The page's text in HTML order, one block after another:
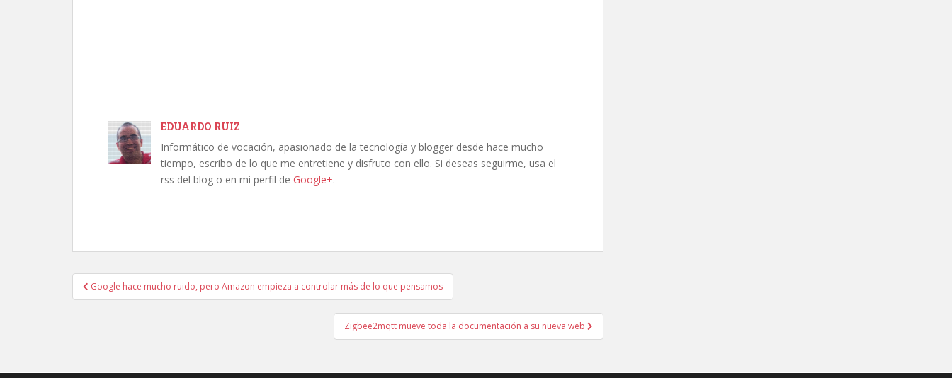
EDUARDO RUIZ
Informático de vocación, apasionado de la tecnología y blogger desde hace mucho
tiempo, escribo de lo que me entretiene y disfruto con ello. Si deseas seguirme, usa el
rss del blog o en mi perfil de Google+.
Navegación
de
Google hace mucho ruido, pero Amazon empieza a controlar más de lo que pensamos
Zigbee2mqtt mueve toda la documentación a su nueva web